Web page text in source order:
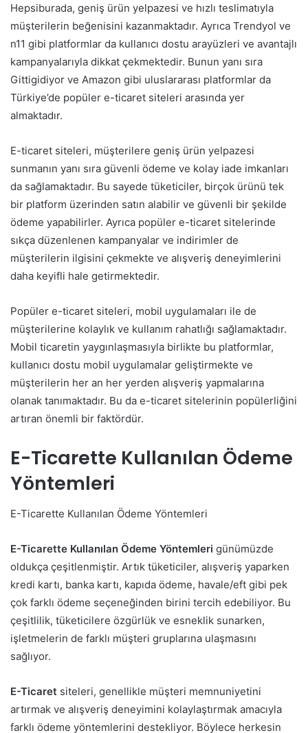
Hepsiburada, geniş ürün yelpazesi ve hızlı teslimatıyla
müşterilerin beğenisini kazanmaktadır. Ayrıca Trendyol ve
n11 gibi platformlar da kullanıcı dostu arayüzleri ve avantajlı
kampanyalarıyla dikkat çekmektedir. Bunun yanı sıra
Gittigidiyor ve Amazon gibi uluslararası platformlar da
Türkiye’de popüler e-ticaret siteleri arasında yer
almaktadır.
E-ticaret siteleri, müşterilere geniş ürün yelpazesi
sunmanın yanı sıra güvenli ödeme ve kolay iade imkanları
da sağlamaktadır. Bu sayede tüketiciler, birçok ürünü tek
bir platform üzerinden satın alabilir ve güvenli bir şekilde
ödeme yapabilirler. Ayrıca popüler e-ticaret sitelerinde
sıkça düzenlenen kampanyalar ve indirimler de
müşterilerin ilgisini çekmekte ve alışveriş deneyimlerini
daha keyifli hale getirmektedir.
Popüler e-ticaret siteleri, mobil uygulamaları ile de
müşterilerine kolaylık ve kullanım rahatlığı sağlamaktadır.
Mobil ticaretin yaygınlaşmasıyla birlikte bu platformlar,
kullanıcı dostu mobil uygulamalar geliştirmekte ve
müşterilerin her an her yerden alışveriş yapmalarına
olanak tanımaktadır. Bu da e-ticaret sitelerinin popülerliğini
artıran önemli bir faktördür.
E-Ticarette Kullanılan Ödeme
Yöntemleri
E-Ticarette Kullanılan Ödeme Yöntemleri
E-Ticarette Kullanılan Ödeme Yöntemleri günümüzde
oldukça çeşitlenmiştir. Artık tüketiciler, alışveriş yaparken
kredi kartı, banka kartı, kapıda ödeme, havale/eft gibi pek
çok farklı ödeme seçeneğinden birini tercih edebiliyor. Bu
çeşitlilik, tüketicilere özgürlük ve esneklik sunarken,
işletmelerin de farklı müşteri gruplarına ulaşmasını
sağlıyor.
E-Ticaret siteleri, genellikle müşteri memnuniyetini
artırmak ve alışveriş deneyimini kolaylaştırmak amacıyla
farklı ödeme yöntemlerini destekliyor. Böylece herkesin